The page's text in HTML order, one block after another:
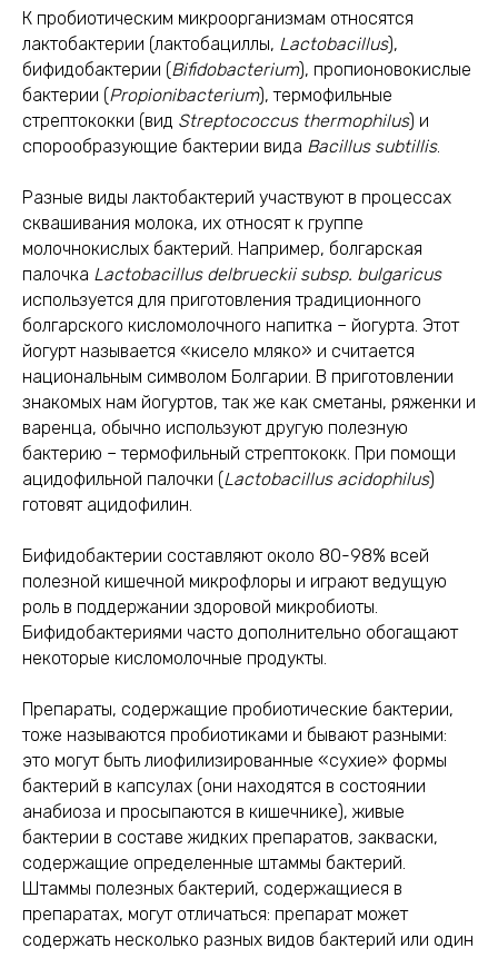
К пробиотическим микроорганизмам относятся
лактобактерии (лактобациллы, Lactobacillus),
бифидобактерии (Bifidobacterium), пропионовокислые
бактерии (Propionibacterium), термофильные
стрептококки (вид Streptococcus thermophilus) и
спорообразующие бактерии вида Bacillus subtillis.
Разные виды лактобактерий участвуют в процессах
сквашивания молока, их относят к группе
молочнокислых бактерий. Например, болгарская
палочка Lactobacillus delbrueckii subsp. bulgaricus
используется для приготовления традиционного
болгарского кисломолочного напитка – йогурта. Этот
йогурт называется «кисело мляко» и считается
национальным символом Болгарии. В приготовлении
знакомых нам йогуртов, так же как сметаны, ряженки и
варенца, обычно используют другую полезную
бактерию – термофильный стрептококк. При помощи
ацидофильной палочки (Lactobacillus acidophilus)
готовят ацидофилин.
Бифидобактерии составляют около 80-98% всей
полезной кишечной микрофлоры и играют ведущую
роль в поддержании здоровой микробиоты.
Бифидобактериями часто дополнительно обогащают
некоторые кисломолочные продукты.
Препараты, содержащие пробиотические бактерии,
тоже называются пробиотиками и бывают разными:
это могут быть лиофилизированные «сухие» формы
бактерий в капсулах (они находятся в состоянии
анабиоза и просыпаются в кишечнике), живые
бактерии в составе жидких препаратов, закваски,
содержащие определенные штаммы бактерий.
Штаммы полезных бактерий, содержащиеся в
препаратах, могут отличаться: препарат может
содержать несколько разных видов бактерий или один